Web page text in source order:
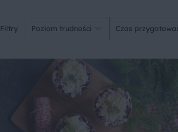
Filtry Poziom trudności Czas